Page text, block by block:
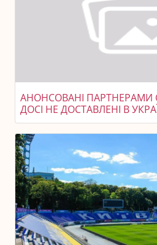
АНОНСОВАНІ ПАРТНЕРАМИ
ДОСІ НЕ ДОСТАВЛЕНІ В